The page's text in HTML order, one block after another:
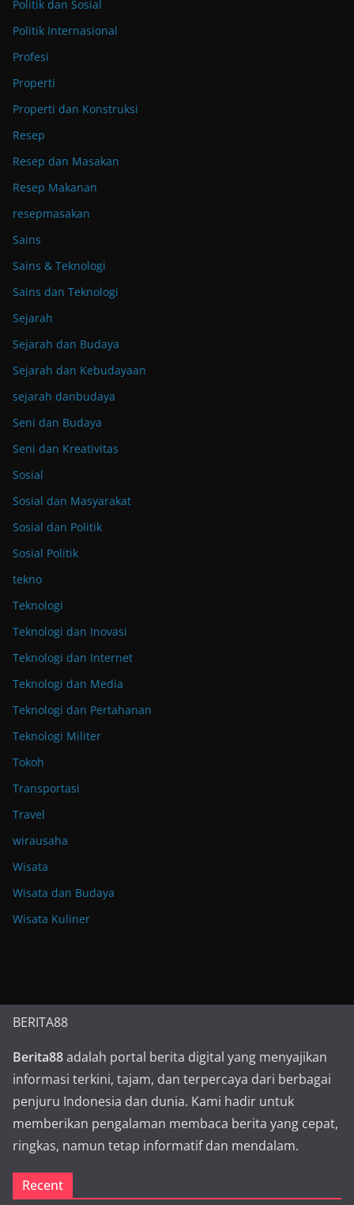
Politik dan Sosial
Politik Internasional
Profesi
Properti
Properti dan Konstruksi
Resep
Resep dan Masakan
Resep Makanan
resepmasakan
Sains
Sains & Teknologi
Sains dan Teknologi
Sejarah
Sejarah dan Budaya
Sejarah dan Kebudayaan
sejarah danbudaya
Seni dan Budaya
Seni dan Kreativitas
Sosial
Sosial dan Masyarakat
Sosial dan Politik
Sosial Politik
tekno
Teknologi
Teknologi dan Inovasi
Teknologi dan Internet
Teknologi dan Media
Teknologi dan Pertahanan
Teknologi Militer
Tokoh
Transportasi
Travel
wirausaha
Wisata
Wisata dan Budaya
Wisata Kuliner
BERITA88
Berita88adalah portal berita digital yang menyajikan
informasi terkini, tajam, dan terpercaya dari berbagai
penjuru Indonesia dan dunia. Kami hadir untuk
memberikan pengalaman membaca berita yang cepat,
ringkas, namun tetap informatif dan mendalam.
Recent